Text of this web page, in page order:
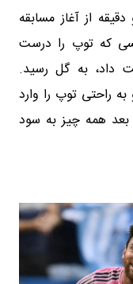
از آغاز مسابقه
که توپ را درست
داد، به گل رسید.
راحتی توپ را وارد
بعد همه چیز به سود